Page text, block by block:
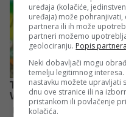
uređaja (kolačiće,
uređaja) može
partnera ili ih može
partneri možemo
geolociranju. Popis
Neki dobavljači mogu
temelju legitimnog interesa.
nastavku možete upravljati
dnu ove stranice ili na
pristankom ili povlačenje
kolačića.